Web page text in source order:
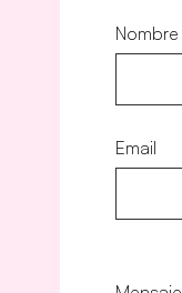
Nombre
Email